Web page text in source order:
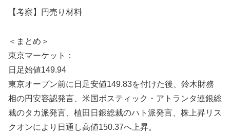
【考察】円売り材料
＜まとめ＞
東京マーケット：
日足始値149.94
東京オープン前に日足安値149.83を付けた後、鈴木財務
相の円安容認発言、米国ボスティック・アトランタ連銀総
裁のタカ派発言、植田日銀総裁のハト派発言、株上昇リス
クオンにより日通し高値150.37へ上昇。